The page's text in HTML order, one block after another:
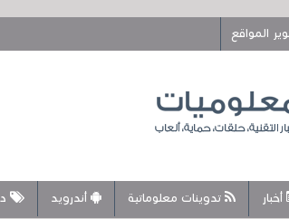
المواقع
أخبار تدوينات معلوماتية أندرويد